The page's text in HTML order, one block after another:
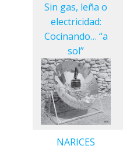
Sin gas, leña o
electricidad:
Cocinando… “a
sol”
NARICES